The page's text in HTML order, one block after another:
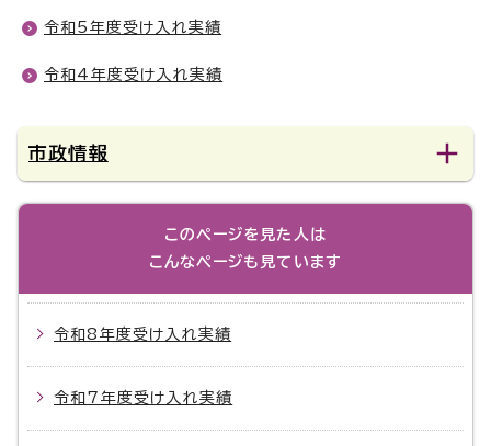
令和5年度受け入れ実績
令和4年度受け入れ実績
市政情報
このページを見た人は
こんなページも見ています
令和8年度受け入れ実績
令和7年度受け入れ実績